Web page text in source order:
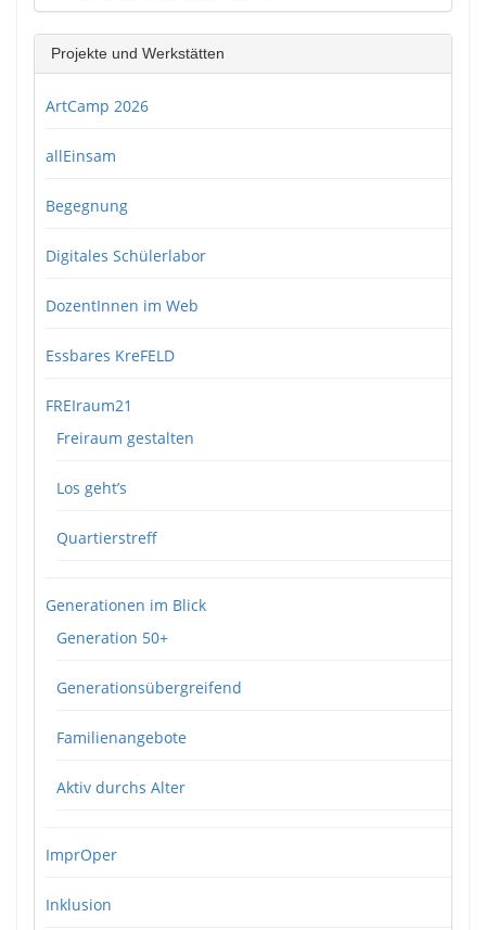
Projekte und Werkstätten
ArtCamp 2026
allEinsam
Begegnung
Digitales Schülerlabor
DozentInnen im Web
Essbares KreFELD
FREIraum21
Freiraum gestalten
Los geht’s
Quartierstreff
Generationen im Blick
Generation 50+
Generationsübergreifend
Familienangebote
Aktiv durchs Alter
ImprOper
Inklusion